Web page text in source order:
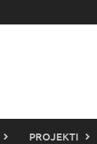
PROJEKTI